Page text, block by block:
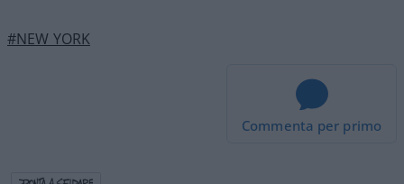
#NEW YORK
Commenta per primo